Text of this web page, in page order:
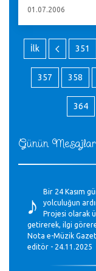
Günün
♪
Bir 24 Kasım
yolculuğun
Projesi olarak
getirerek, ilgi
Nota e-Müzik
editör - 24.11.2025
01.07.2006
İlk 351
357 358
364